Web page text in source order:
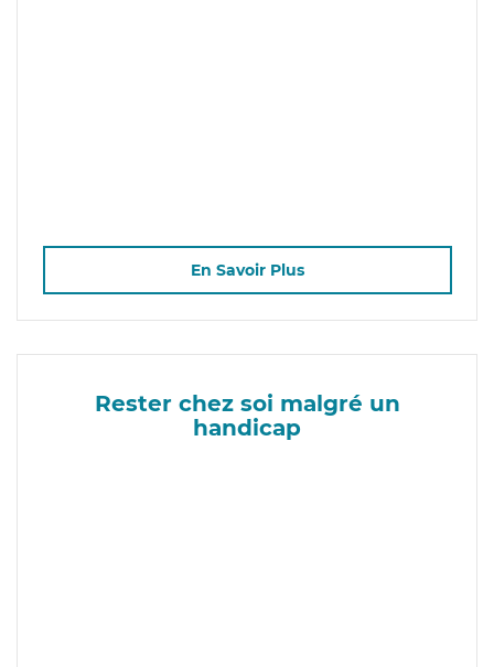
En Savoir Plus
Rester chez soi malgré un
handicap